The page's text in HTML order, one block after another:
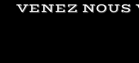
VENEZ NOUS